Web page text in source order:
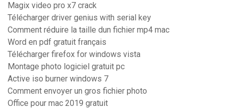
Magix video pro x7 crack
Télécharger driver genius with serial key
Comment réduire la taille dun fichier mp4 mac
Word en pdf gratuit français
Télécharger firefox for windows vista
Montage photo logiciel gratuit pc
Active iso burner windows 7
Comment envoyer un gros fichier photo
Office pour mac 2019 gratuit